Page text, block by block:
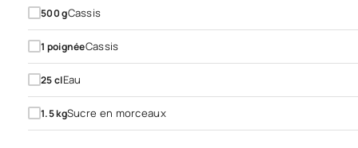
500gCassis
1 poignéeCassis
25clEau
1.5kgSucre en morceaux